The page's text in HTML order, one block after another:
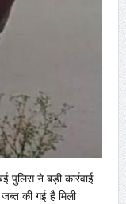
ने बड़ी कार्रवाई
की गई है मिली